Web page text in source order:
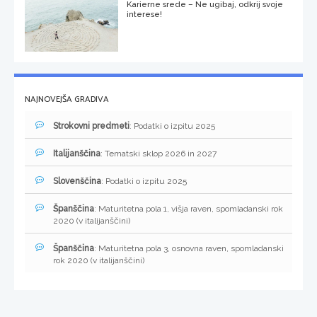
Karierne srede – Ne ugibaj, odkrij svoje
interese!
NAJNOVEJŠA GRADIVA
Strokovni predmeti: Podatki o izpitu 2025
Italijanščina: Tematski sklop 2026 in 2027
Slovenščina: Podatki o izpitu 2025
Španščina: Maturitetna pola 1, višja raven, spomladanski rok
2020 (v italijanščini)
Španščina: Maturitetna pola 3, osnovna raven, spomladanski
rok 2020 (v italijanščini)